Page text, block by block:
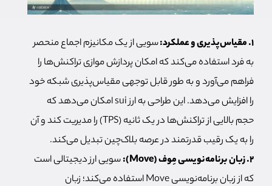
۱. مقیاس‌پذیری و عملکرد:
سویی از یک مکانیزم اجماع منحصر
به فرد استفاده می‌کند که امکان پردازش موازی تراکنش‌ها را
فراهم می‌آورد و به طور قابل توجهی مقیاس‌پذیری شبکه خود
را افزایش می‌دهد. این طراحی به ارز sui امکان می‌دهد که
حجم بالایی از تراکنش‌ها در یک ثانیه (TPS) را مدیریت کند و آن
را به یک رقیب قدرتمند در عرصه بلاک‌چین تبدیل می‌کند.
۲. زبان برنامه‌نویسی مِوف (Move):
سویی ارز دیجیتالی است
که از زبان برنامه‌نویسی Move استفاده می‌کند؛ زبان